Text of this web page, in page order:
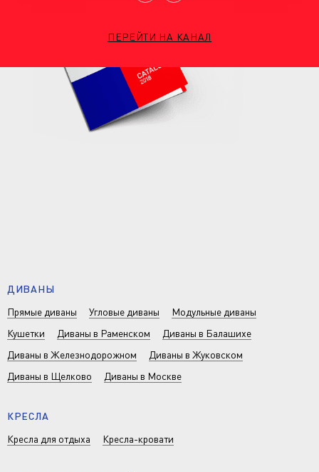
ПЕРЕЙТИ НА КАНАЛ
ДИВАНЫ
Прямые диваны
Угловые диваны
Модульные диваны
Кушетки
Диваны в Раменском
Диваны в Балашихе
Диваны в Железнодорожном
Диваны в Жуковском
Диваны в Щелково
Диваны в Москве
КРЕСЛА
Кресла для отдыха
Кресла-кровати